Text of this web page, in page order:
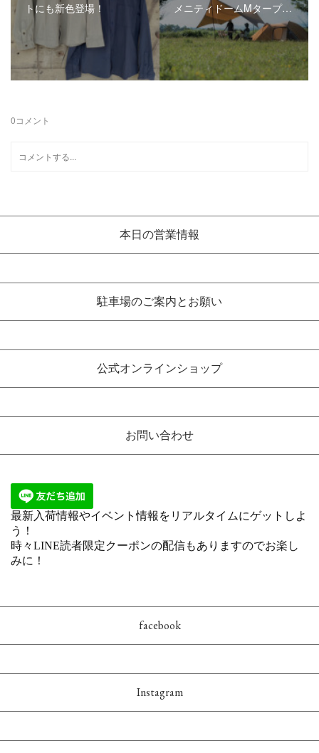
トにも新色登場！
メニティドームMタープ…
0コメント
本日の営業情報
駐車場のご案内とお願い
公式オンラインショップ
お問い合わせ
facebook
Instagram